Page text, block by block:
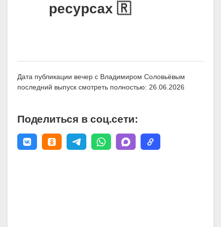
ресурсах 🇷
Дата публикации вечер с Владимиром Соловьёвым
последний выпуск смотреть полностью: 26.06.2026
Поделиться в соц.сети: